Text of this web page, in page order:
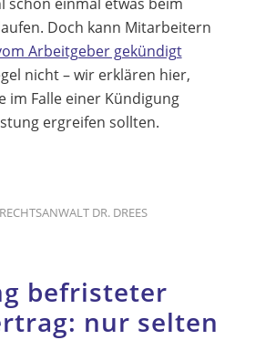
schon einmal etwas beim
Doch kann Mitarbeitern
Arbeitgeber gekündigt
nicht – wir erklären hier,
im Falle einer Kündigung
ergreifen sollten.
RECHTSANWALT DR. DREES
befristeter
nur selten